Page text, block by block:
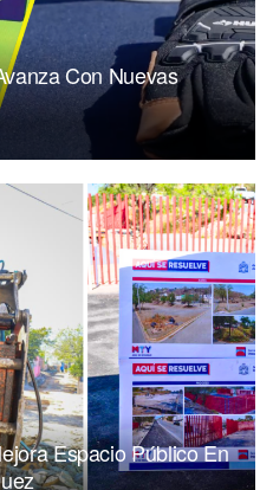
Con Nuevas
Espacio Público En